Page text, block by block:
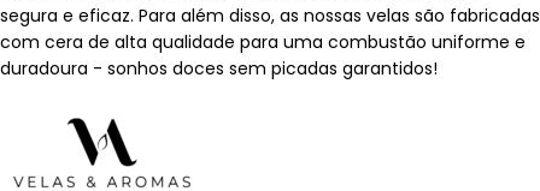
segura e eficaz. Para além disso, as nossas velas são fabricadas
com cera de alta qualidade para uma combustão uniforme e
duradoura - sonhos doces sem picadas garantidos!